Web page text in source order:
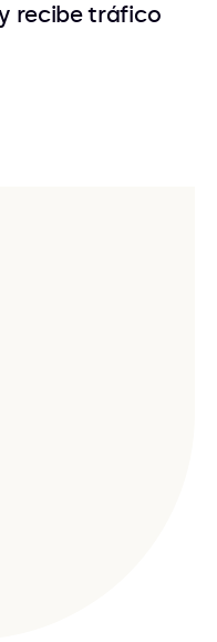
recibe tráfico